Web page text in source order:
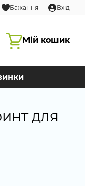
Бажання Вхід
Мій кошик
для